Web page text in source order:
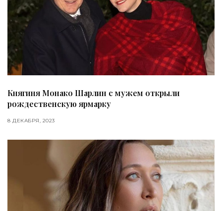
Княгиня Монако Шарлин с мужем открыли
рождественскую ярмарку
8 ДЕКАБРЯ, 2023